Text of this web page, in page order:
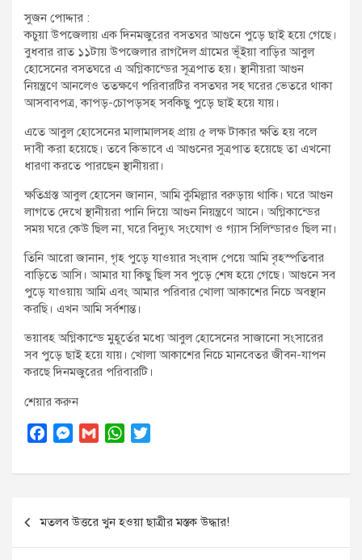
t
:
সুজন পোদ্দার :
কচুয়া উপজেলায় এক দিনমজুরের বসতঘর আগুনে পুড়ে ছাই হয়ে গেছে।
বুধবার রাত ১১টায় উপজেলার রাগদৈল গ্রামের ভূঁইয়া বাড়ির আবুল
হোসেনের বসতঘরে এ অগ্নিকান্ডের সূত্রপাত হয়। স্থানীয়রা আগুন
নিয়ন্ত্রণে আনলেও ততক্ষণে পরিবারটির বসতঘর সহ ঘরের ভেতরে থাকা
আসবাবপত্র, কাপড়-চোপড়সহ সবকিছু পুড়ে ছাই হয়ে যায়।
এতে আবুল হোসেনের মালামালসহ প্রায় ৫ লক্ষ টাকার ক্ষতি হয় বলে
দাবী করা হয়েছে। তবে কিভাবে এ আগুনের সুত্রপাত হয়েছে তা এখনো
ধারণা করতে পারছেন স্থানীয়রা।
ক্ষতিগ্রস্ত আবুল হোসেন জানান, আমি কুমিল্লার বরুড়ায় থাকি। ঘরে আগুন
লাগতে দেখে স্থানীয়রা পানি দিয়ে আগুন নিয়ন্ত্রণে আনে। অগ্নিকান্ডের
সময় ঘরে কেউ ছিল না, ঘরে বিদ্যুৎ সংযোগ ও গ্যাস সিলিন্ডারও ছিল না।
তিনি আরো জানান, গৃহ পুড়ে যাওয়ার সংবাদ পেয়ে আমি বৃহস্পতিবার
বাড়িতে আসি। আমার যা কিছু ছিল সব পুড়ে শেষ হয়ে গেছে। আগুনে সব
পুড়ে যাওয়ায় আমি এবং আমার পরিবার খোলা আকাশের নিচে অবস্থান
করছি। এখন আমি সর্বশান্ত।
ভয়াবহ অগ্নিকান্ডে মুহূর্তের মধ্যে আবুল হোসেনের সাজানো সংসারের
সব পুড়ে ছাই হয়ে যায়। খোলা আকাশের নিচে মানবেতর জীবন-যাপন
করছে দিনমজুরের পরিবারটি।
শেয়ার করুন
c
o
o
M
s
e
n
g
G
a
W
a
A
p
i
e
r
navigation
মতলব উত্তরে খুন হওয়া ছাত্রীর মস্তক উদ্ধার!